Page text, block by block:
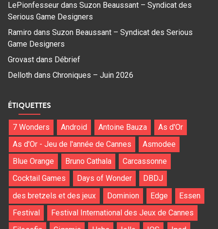
LePionfesseur dans Suzon Beaussant – Syndicat des
Serious Game Designers
Ramiro dans Suzon Beaussant – Syndicat des Serious
Game Designers
Grovast dans Débrief
Delloth dans Chroniques – Juin 2026
ÉTIQUETTES
7 Wonders Android Antoine Bauza
As d'Or
As d'Or - Jeu de l'année de Cannes
Asmodee
Blue Orange
Bruno Cathala
Carcassonne
Cocktail Games
Days of Wonder
DBDJ
des bretzels et des jeux
Dominion Edge
Essen
Festival
Festival International des Jeux de Cannes